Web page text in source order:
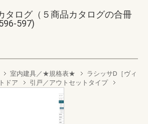
タログ（５商品カタログの合冊
597)
室内建具／★規格表★
ラシッサD［ヴィ
ドア
引戸／アウトセットタイプ